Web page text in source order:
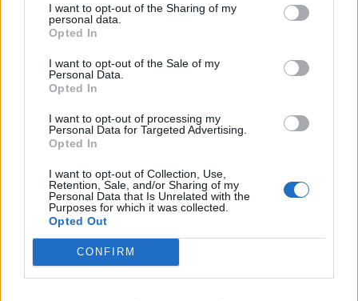
I want to opt-out of the Sharing of my
personal data.
Opted In
I want to opt-out of the Sale of my
Personal Data.
Opted In
I want to opt-out of processing my
Personal Data for Targeted Advertising.
Opted In
I want to opt-out of Collection, Use,
Retention, Sale, and/or Sharing of my
Personal Data that Is Unrelated with the
Purposes for which it was collected.
Opted Out
CONFIRM
surišo elektros
prailgintuvu (5)
atsisveikinama su
Kriminalai
Terorizmu kaltinamas
Eldaras Salmanovas
teisme pareiškė esąs
pacisfistas ir mylintis
Kriminalai
Padegėjas į kiemą tyliai